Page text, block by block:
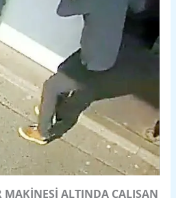
MAKİNESİ ALTINDA ÇALIŞAN